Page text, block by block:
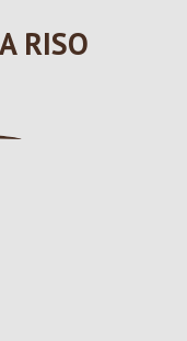
RISO